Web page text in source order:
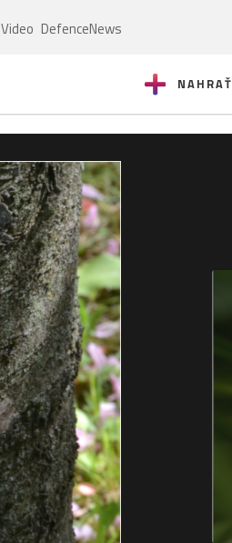
Video DefenceNews
NAHRAŤ